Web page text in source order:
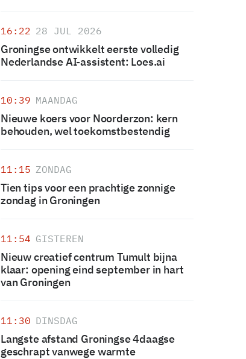
16:22 28 JUL 2026
Groningse ontwikkelt eerste volledig
Nederlandse AI-assistent: Loes.ai
10:39 MAANDAG
Nieuwe koers voor Noorderzon: kern
behouden, wel toekomstbestendig
11:15 ZONDAG
Tien tips voor een prachtige zonnige
zondag in Groningen
11:54 GISTEREN
Nieuw creatief centrum Tumult bijna
klaar: opening eind september in hart
van Groningen
11:30 DINSDAG
Langste afstand Groningse 4daagse
geschrapt vanwege warmte